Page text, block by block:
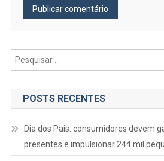
POSTS RECENTES
Dia dos Pais: consumidores devem
presentes e impulsionar 244 mil